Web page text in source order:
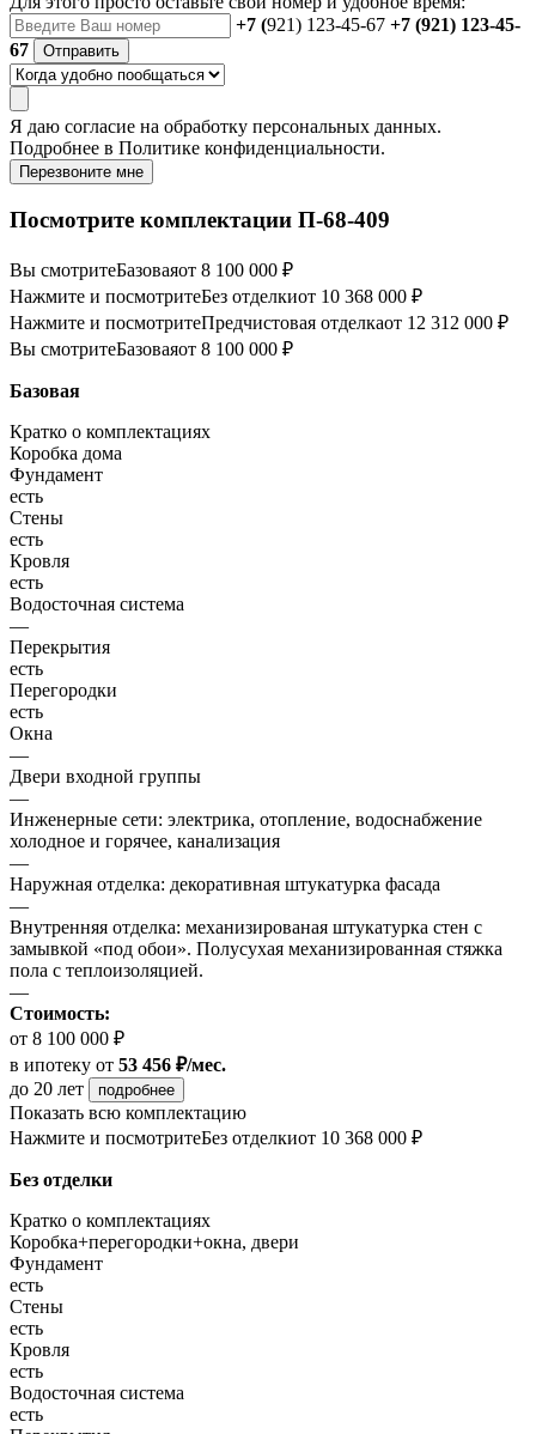
+7 (921) 123-45-67 +7 (921) 123-45-
67
Отправить
Я даю согласие на обработку персональных данных.
Подробнее в Политике конфиденциальности.
Перезвоните мне
Посмотрите комплектации П-68-409
Вы смотритеБазоваяот 8 100 000 ₽
Нажмите и посмотритеБез отделкиот 10 368 000 ₽
Нажмите и посмотритеПредчистовая отделкаот 12 312 000 ₽
Вы смотритеБазоваяот 8 100 000 ₽
Базовая
Кратко о комплектациях
Коробка дома
Фундамент
есть
Стены
есть
Кровля
есть
Водосточная система
—
Перекрытия
есть
Перегородки
есть
Окна
—
Двери входной группы
—
Инженерные сети: электрика, отопление, водоснабжение
холодное и горячее, канализация
—
Наружная отделка: декоративная штукатурка фасада
—
Внутренняя отделка: механизированая штукатурка стен с
замывкой «под обои». Полусухая механизированная стяжка
пола с теплоизоляцией.
—
Стоимость:
от 8 100 000 ₽
в ипотеку от 53 456 ₽/мес.
до 20 лет
подробнее
Показать всю комплектацию
Нажмите и посмотритеБез отделкиот 10 368 000 ₽
Без отделки
Кратко о комплектациях
Коробка+перегородки+окна, двери
Фундамент
есть
Стены
есть
Кровля
есть
Водосточная система
есть